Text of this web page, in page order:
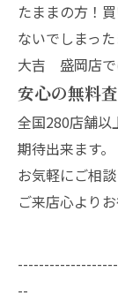
たままの方！
ないでしまった
大吉 盛岡店で
安心の無料
全国280店舗以
期待出来ます。
お気軽にご相
ご来店心より
--